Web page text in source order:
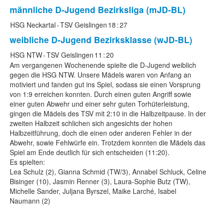
männliche D-Jugend Bezirksliga (mJD-BL)
HSG Neckartal-TSV Geislingen 18 :27
weibliche D-Jugend Bezirksklasse (wJD-BL)
HSG NTW-TSV Geislingen 11 :20
Am vergangenen Wochenende spielte die D-Jugend weiblich
gegen die HSG NTW. Unsere Mädels waren von Anfang an
motiviert und fanden gut ins Spiel, sodass sie einen Vorsprung
von 1:9 erreichen konnten. Durch einen guten Angriff sowie
einer guten Abwehr und einer sehr guten Torhüterleistung,
gingen die Mädels des TSV mit 2:10 in die Halbzeitpause. In der
zweiten Halbzeit schlichen sich angesichts der hohen
Halbzeitführung, doch die einen oder anderen Fehler in der
Abwehr, sowie Fehlwürfe ein. Trotzdem konnten die Mädels das
Spiel am Ende deutlich für sich entscheiden (11:20).
Es spielten:
Lea Schulz (2), Gianna Schmid (TW/3), Annabel Schluck, Celine
Bisinger (10), Jasmin Renner (3), Laura-Sophie Butz (TW),
Michelle Sander, Juljana Byrszel, Maike Larché, Isabel
Naumann (2)